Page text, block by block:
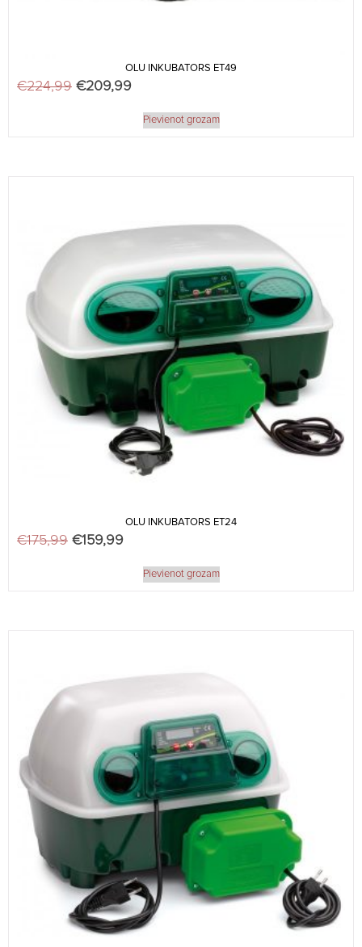
OLU INKUBATORS ET49
€224,99 Original price was: €224,99.
€209,99
Pievienot grozam
OLU INKUBATORS ET24
€175,99 Original price was: €175,99.
€159,99
Pievienot grozam